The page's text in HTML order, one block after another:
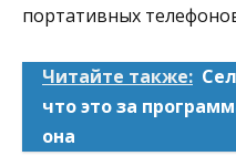
портативных
Читайте также:
что это за
она